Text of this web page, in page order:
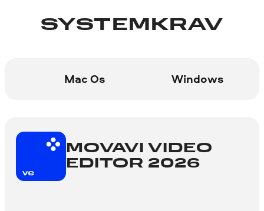
SYSTEMKRAV
Mac Os Windows
MOVAVI VIDEO
EDITOR 2026